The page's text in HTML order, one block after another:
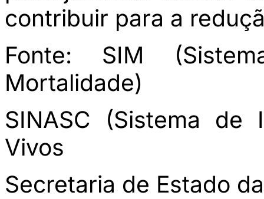
contribuir para a
Fonte: SIM
Mortalidade)
SINASC (Sistema de
Vivos
Secretaria de Estado